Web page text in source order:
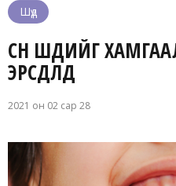
Шүд
CҮҮН ШҮДИЙГ
ЭРСДЛҮҮД
2021 он 02 сар 28